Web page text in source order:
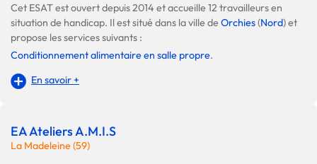
Cet ESAT est ouvert depuis 2014 et accueille 12 travailleurs en
situation de handicap. Il est situé dans la ville deOrchies(Nord) et
propose les services suivants :
Conditionnement alimentaire en salle propre.
En savoir +
EA Ateliers A.M.I.S
La Madeleine (59)